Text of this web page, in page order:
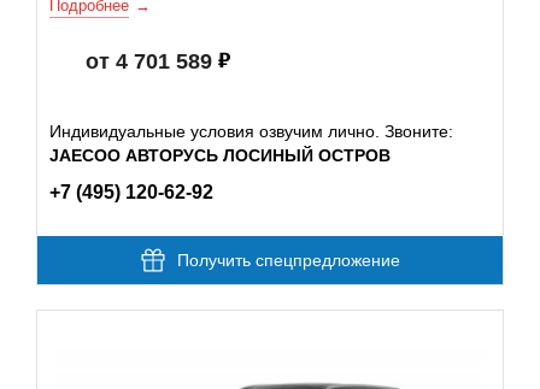
Подробнее
от 4 701 589
Индивидуальные условия озвучим лично. Звоните:
JAECOO АВТОРУСЬ ЛОСИНЫЙ ОСТРОВ
+7 (495) 120-62-92
Получить спецпредложение